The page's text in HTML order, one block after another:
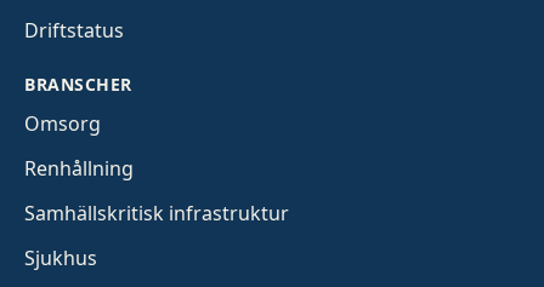
Driftstatus
BRANSCHER
Omsorg
Renhållning
Samhällskritisk infrastruktur
Sjukhus